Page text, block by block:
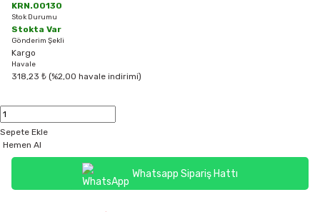
KRN.00130
Stok Durumu
Stokta Var
Gönderim Şekli
Kargo
Havale
318,23 ₺ (%2,00 havale indirimi)
Sepete Ekle
Hemen Al
Whatsapp Sipariş Hattı